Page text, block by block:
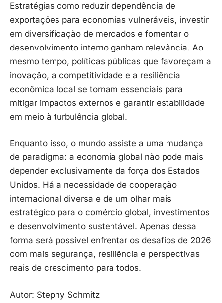
Estratégias como reduzir dependência de
exportações para economias vulneráveis, investir
em diversificação de mercados e fomentar o
desenvolvimento interno ganham relevância. Ao
mesmo tempo, políticas públicas que favoreçam a
inovação, a competitividade e a resiliência
econômica local se tornam essenciais para
mitigar impactos externos e garantir estabilidade
em meio à turbulência global.
Enquanto isso, o mundo assiste a uma mudança
de paradigma: a economia global não pode mais
depender exclusivamente da força dos Estados
Unidos. Há a necessidade de cooperação
internacional diversa e de um olhar mais
estratégico para o comércio global, investimentos
e desenvolvimento sustentável. Apenas dessa
forma será possível enfrentar os desafios de 2026
com mais segurança, resiliência e perspectivas
reais de crescimento para todos.
Autor: Stephy Schmitz